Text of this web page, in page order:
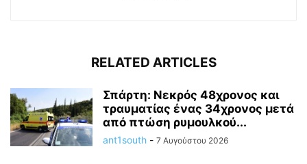
RELATED ARTICLES
Σπάρτη: Νεκρός 48χρονος και
τραυματίας ένας 34χρονος μετά
από πτώση ρυμουλκού...
ant1south - 7 Αυγούστου 2026